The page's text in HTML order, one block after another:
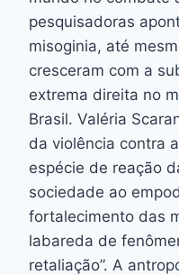
pesquisadoras
misoginia, até
cresceram com a
extrema direita no
Brasil. Valéria
da violência contra
espécie de reação
sociedade ao
fortalecimento das
labareda de
retaliação”. A